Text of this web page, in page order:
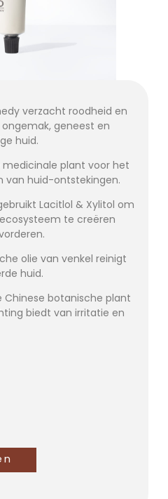
verzacht roodheid en
geneest en
huid.
plant voor het
van huid-ontstekingen.
Lacitlol & Xylitol om
te creëren
olie van venkel reinigt
huid.
Chinese botanische plant
biedt van irritatie en